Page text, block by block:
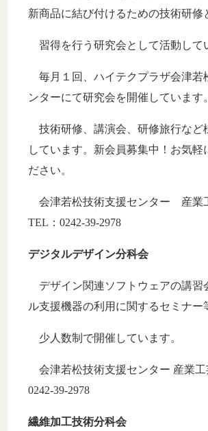
新商品に結び付けるための技術研修
習得を行う研究会として活動して
毎月１回、ハイテクプラザ会津若
ンターにて研究会を開催しています。
技術研修、講演会、研修旅行など
しています。新会員募集中！お気軽
ださい。
会津若松技術支援センター 産業
TEL：0242-39-2978
デジタルデザイン分科会
デザイン関連ソフトウェアの講習
ル支援機器の利用に関するセミナー
少人数制で開催しています。
会津若松技術支援センター 産業工
0242-39-2978
繊維加工技術分科会